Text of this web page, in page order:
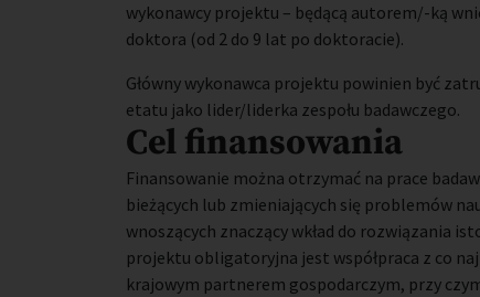
wykonawcy projektu – będącą autorem/-ką
doktora (od 2 do 9 lat po doktoracie).
Główny wykonawca projektu powinien być
etatu jako lider/liderka zespołu badawczego.
Cel finansowania
Finansowanie można otrzymać na prace
bieżących lub zmieniających się problemów
wnoszących znaczący wkład do rozwiązania
projektu obligatoryjna jest współpraca z co
krajowym partnerem gospodarczym, przy